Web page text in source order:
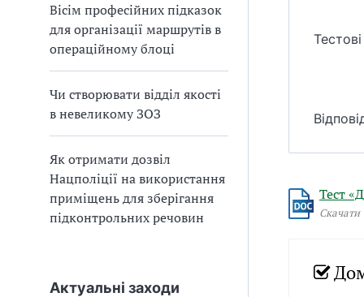
Вісім професійних підказок
для організації маршрутів в
операційному блоці
Чи створювати відділ якості
в невеликому ЗОЗ
Як отримати дозвіл
Нацполіції на використання
приміщень для зберігання
підконтрольних речовин
Актуальні заходи
Тест
Скачати